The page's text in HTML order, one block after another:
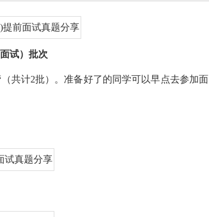
试）批次
共计2批）。准备好了的同学可以早点去参加面